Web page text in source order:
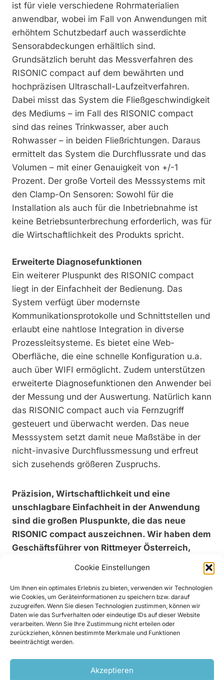
Cookie Einstellungen
Um Ihnen ein optimales Erlebnis zu bieten, verwenden wir Technologien
wie Cookies, um Geräteinformationen zu speichern bzw. darauf
zuzugreifen. Wenn Sie diesen Technologien zustimmen, können wir
Daten wie das Surfverhalten oder eindeutige IDs auf dieser Website
verarbeiten. Wenn Sie Ihre Zustimmung nicht erteilen oder
zurückziehen, können bestimmte Merkmale und Funktionen
beeinträchtigt werden.
Akzeptieren
ist für viele verschiedene Rohrmaterialien
anwendbar, wobei im Fall von Anwendungen mit
erhöhtem Schutzbedarf auch wasserdichte
Sensorabdeckungen erhältlich sind.
Grundsätzlich beruht das Messverfahren des
RISONIC compact auf dem bewährten und
hochpräzisen Ultraschall-Laufzeitverfahren.
Dabei misst das System die Fließgeschwindigkeit
des Mediums – im Fall des RISONIC compact
sind das reines Trinkwasser, aber auch
Rohwasser – in beiden Fließrichtungen. Daraus
ermittelt das System die Durchflussrate und das
Volumen – mit einer Genauigkeit von +/-1
Prozent. Der große Vorteil des Messsystems mit
den Clamp-On Sensoren: Sowohl für die
Installation als auch für die Inbetriebnahme ist
keine Betriebsunterbrechung erforderlich, was für
die Wirtschaftlichkeit des Produkts spricht.
Erweiterte Diagnosefunktionen
Ein weiterer Pluspunkt des RISONIC compact
liegt in der Einfachheit der Bedienung. Das
System verfügt über modernste
Kommunikationsprotokolle und Schnittstellen und
erlaubt eine nahtlose Integration in diverse
Prozessleitsysteme. Es bietet eine Web-
Oberfläche, die eine schnelle Konfiguration u.a.
auch über WIFI ermöglicht. Zudem unterstützen
erweiterte Diagnosefunktionen den Anwender bei
der Messung und der Auswertung. Natürlich kann
das RISONIC compact auch via Fernzugriff
gesteuert und überwacht werden. Das neue
Messsystem setzt damit neue Maßstäbe in der
nicht-invasive Durchflussmessung und erfreut
sich zusehends größeren Zuspruchs.
Präzision, Wirtschaftlichkeit und eine
unschlagbare Einfachheit in der Anwendung
sind die großen Pluspunkte, die das neue
RISONIC compact auszeichnen. Wir haben dem
Geschäftsführer von Rittmeyer Österreich,
RISONIC compact gestellt. Der Fachmann
selbst ist überzeugt: „Einfacher geht
Durchflussmessung heute nicht.“
zek: Worin sehen Sie den grundsätzlichen
Vorteil nicht-invasiver (Aufschnall-)
Durchflussmessungen?